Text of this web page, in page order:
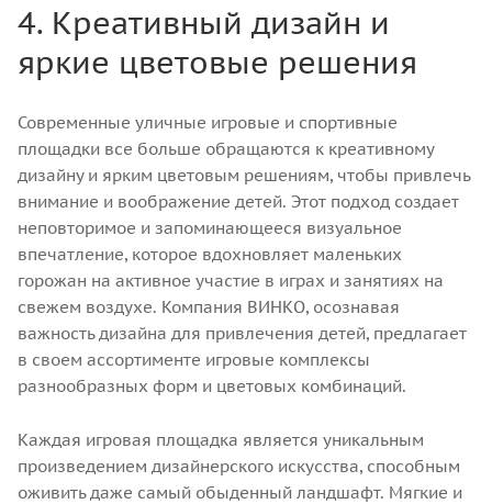
4. Креативный дизайн и
яркие цветовые решения
Современные уличные игровые и спортивные
площадки все больше обращаются к креативному
дизайну и ярким цветовым решениям, чтобы привлечь
внимание и воображение детей. Этот подход создает
неповторимое и запоминающееся визуальное
впечатление, которое вдохновляет маленьких
горожан на активное участие в играх и занятиях на
свежем воздухе. Компания ВИНКО, осознавая
важность дизайна для привлечения детей, предлагает
в своем ассортименте игровые комплексы
разнообразных форм и цветовых комбинаций.
Каждая игровая площадка является уникальным
произведением дизайнерского искусства, способным
оживить даже самый обыденный ландшафт. Мягкие и